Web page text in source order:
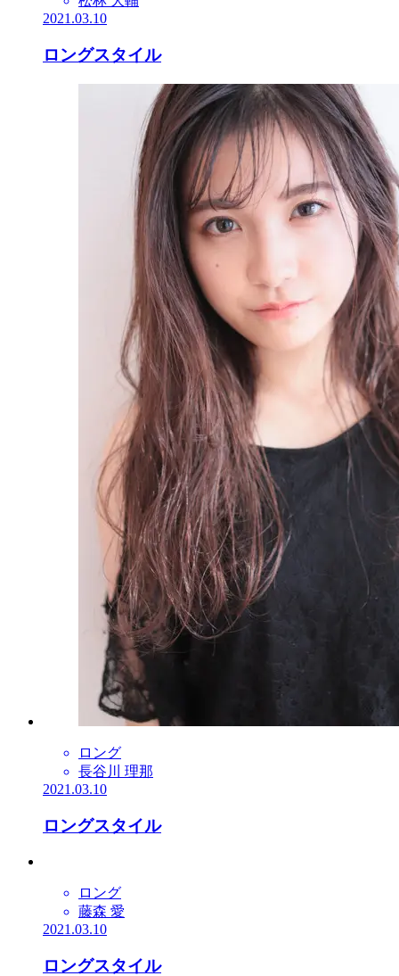
2021.03.10
ロングスタイル
ロング
長谷川 理那
2021.03.10
ロングスタイル
ロング
藤森 愛
2021.03.10
ロングスタイル